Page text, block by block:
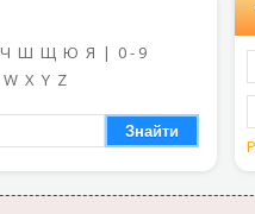
Ч Ш Щ Ю Я | 0 - 9
W X Y Z
Знайти